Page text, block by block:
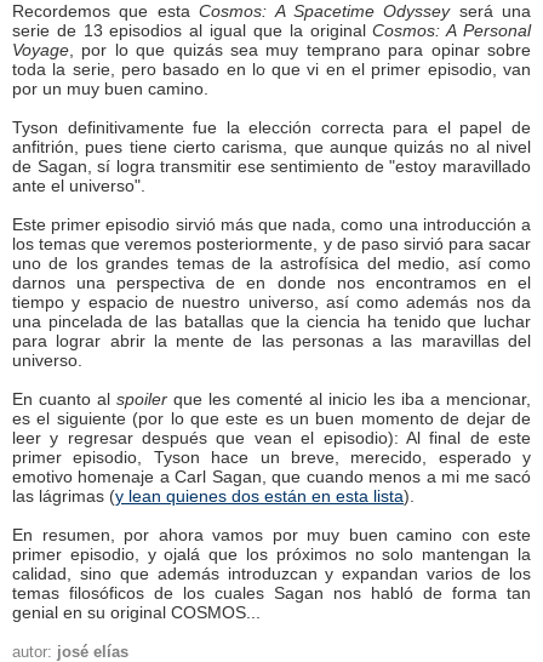
Recordemos que estaCosmos: A Spacetime Odysseyserá una
serie de 13 episodios al igual que la originalCosmos: A Personal
Voyage , por lo que quizás sea muy temprano para opinar sobre
toda la serie, pero basado en lo que vi en el primer episodio, van
por un muy buen camino.
Tyson definitivamente fue la elección correcta para el papel de
anfitrión, pues tiene cierto carisma, que aunque quizás no al nivel
de Sagan, sí logra transmitir ese sentimiento de "estoy maravillado
ante el universo".
Este primer episodio sirvió más que nada, como una introducción a
los temas que veremos posteriormente, y de paso sirvió para sacar
uno de los grandes temas de la astrofísica del medio, así como
darnos una perspectiva de en donde nos encontramos en el
tiempo y espacio de nuestro universo, así como además nos da
una pincelada de las batallas que la ciencia ha tenido que luchar
para lograr abrir la mente de las personas a las maravillas del
universo.
En cuanto al spoiler que les comenté al inicio les iba a mencionar,
es el siguiente (por lo que este es un buen momento de dejar de
leer y regresar después que vean el episodio): Al final de este
primer episodio, Tyson hace un breve, merecido, esperado y
emotivo homenaje a Carl Sagan, que cuando menos a mi me sacó
las lágrimas (y lean quienes dos están en esta lista).
En resumen, por ahora vamos por muy buen camino con este
primer episodio, y ojalá que los próximos no solo mantengan la
calidad, sino que además introduzcan y expandan varios de los
temas filosóficos de los cuales Sagan nos habló de forma tan
genial en su original COSMOS...
autor: josé elías